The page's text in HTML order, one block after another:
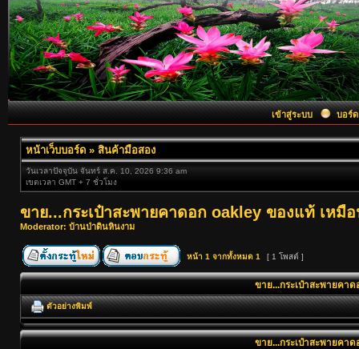
เข้าสู่ระบบ บอร์ด
หน้าเว็บบอร์ด » สินค้ามือสอง
วันเวลาปัจจุบัน จันทร์ ส.ค. 10, 2026 9:36 am
เขตเวลา GMT + 7 ชั่วโมง
ขาย...กระเป๋าสะพายคาดอก oakley ของแท้ เหมื
Moderator: บ้านป่าดินหินงาม
หน้า 1 จากทั้งหมด 1 [ 1 โพสต์ ]
ขาย...กระเป๋าสะพายคา
ตัวอย่างพิมพ์
ขาย...กระเป๋าสะพายคา